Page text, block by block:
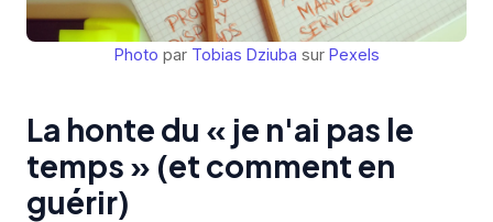
Photo par Tobias Dziuba sur Pexels
La honte du « je n'ai pas le
temps » (et comment en
guérir)